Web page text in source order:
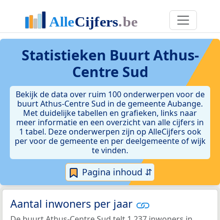
Statistieken Buurt Athus-
Centre Sud
Bekijk de data over ruim 100 onderwerpen voor de
buurt Athus-Centre Sud in de gemeente Aubange.
Met duidelijke tabellen en grafieken, links naar
meer informatie en een overzicht van alle cijfers in
1 tabel. Deze onderwerpen zijn op AlleCijfers ook
per voor de gemeente en per deelgemeente of wijk
te vinden.
Pagina inhoud ⇵
Aantal inwoners per jaar